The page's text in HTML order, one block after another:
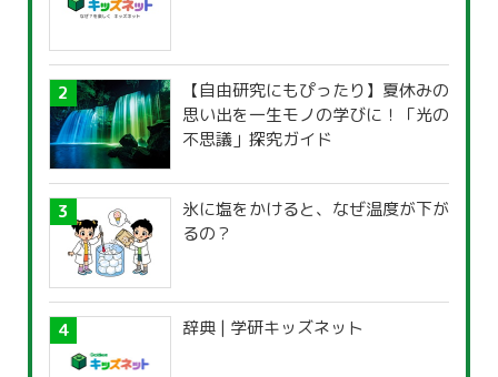
【自由研究にもぴったり】夏休みの
思い出を一生モノの学びに！「光の
不思議」探究ガイド
氷に塩をかけると、なぜ温度が下が
るの？
辞典 | 学研キッズネット